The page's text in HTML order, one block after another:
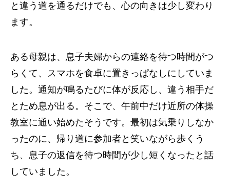
と違う道を通るだけでも、心の向きは少し変わり
ます。
ある母親は、息子夫婦からの連絡を待つ時間がつ
らくて、スマホを食卓に置きっぱなしにしていま
した。通知が鳴るたびに体が反応し、違う相手だ
とため息が出る。そこで、午前中だけ近所の体操
教室に通い始めたそうです。最初は気乗りしなか
ったのに、帰り道に参加者と笑いながら歩くう
ち、息子の返信を待つ時間が少し短くなったと話
していました。